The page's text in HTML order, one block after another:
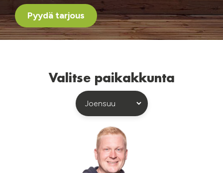
Pyydä tarjous
Valitse paikakkunta